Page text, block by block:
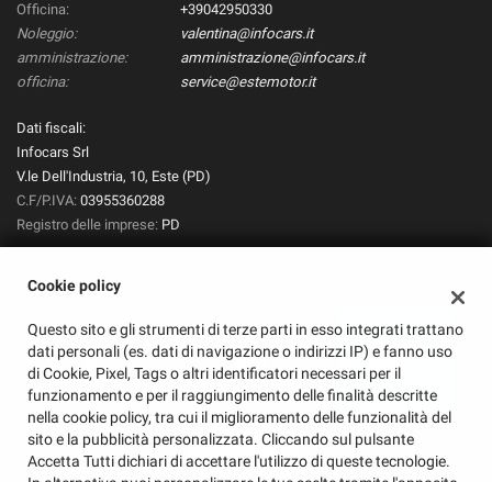
Officina:
+39042950330
Noleggio:
valentina@infocars.it
amministrazione:
amministrazione@infocars.it
officina:
service@estemotor.it
Dati fiscali:
Infocars Srl
V.le Dell'Industria, 10, Este (PD)
C.F/P.IVA: 03955360288
Registro delle imprese: PD
Cookie policy
Questo sito e gli strumenti di terze parti in esso integrati trattano
dati personali (es. dati di navigazione o indirizzi IP) e fanno uso
di Cookie, Pixel, Tags o altri identificatori necessari per il
funzionamento e per il raggiungimento delle finalità descritte
nella cookie policy, tra cui il miglioramento delle funzionalità del
sito e la pubblicità personalizzata. Cliccando sul pulsante
Accetta Tutti dichiari di accettare l'utilizzo di queste tecnologie.